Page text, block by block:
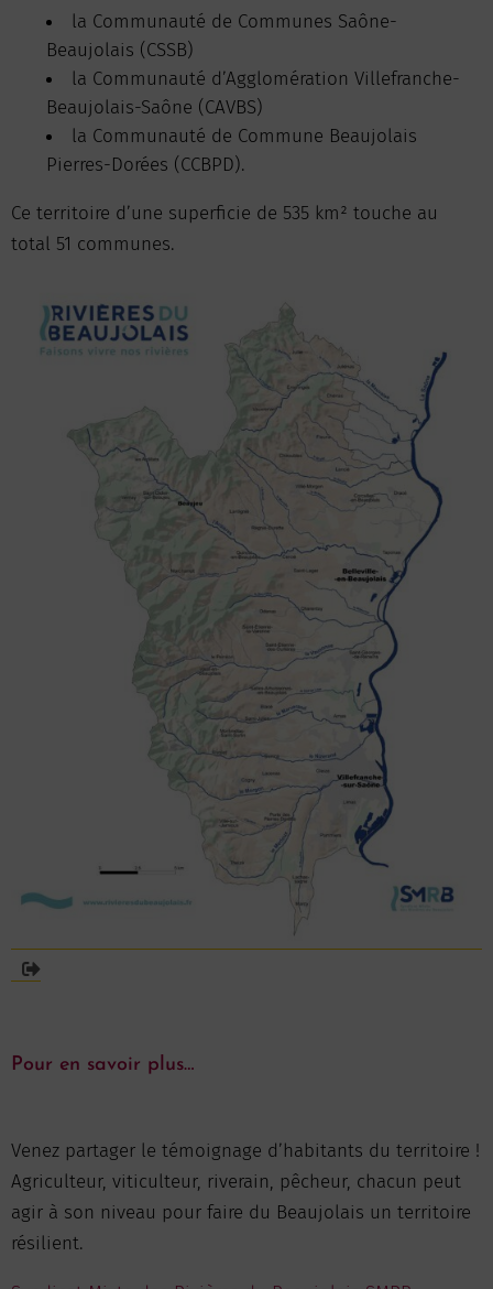
la Communauté de Communes Saône-
Beaujolais (CSSB)
la Communauté d’Agglomération Villefranche-
Beaujolais-Saône (CAVBS)
la Communauté de Commune Beaujolais
Pierres-Dorées (CCBPD).
Ce territoire d’une superficie de 535 km² touche au
total 51 communes.
Pour en savoir plus…
Venez partager le témoignage d’habitants du territoire !
Agriculteur, viticulteur, riverain, pêcheur, chacun peut
agir à son niveau pour faire du Beaujolais un territoire
résilient.